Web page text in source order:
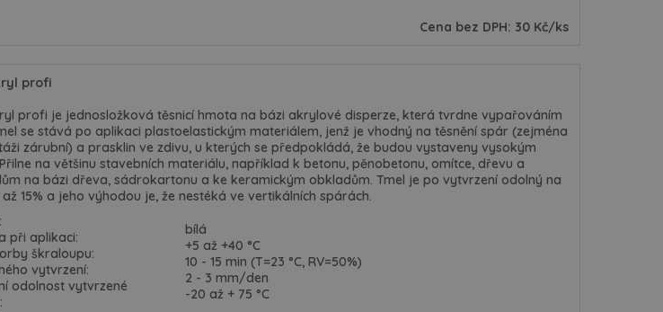
staví sen
Cena bez DPH: 30 Kč/ks
profi
profi je jednosložková těsnicí hmota na bázi akrylové disperze, která tvrdne vypařováním
se stává po aplikaci plastoelastickým materiálem, jenž je vhodný na těsnění spár (zejména
zárubní) a prasklin ve zdivu, u kterých se předpokládá, že budou vystaveny vysokým
na většinu stavebních materiálu, například k betonu, pěnobetonu, omítce, dřevu a
na bázi dřeva, sádrokartonu a ke keramickým obkladům. Tmel je po vytvrzení odolný na
15% a jeho výhodou je, že nestéká ve vertikálních spárách.
při aplikaci:
škraloupu:
vytvrzení:
odolnost vytvrzené
bílá
+5 až +40 °C
10 - 15 min (T=23 °C, RV=50%)
2 - 3 mm/den
-20 až + 75 °C